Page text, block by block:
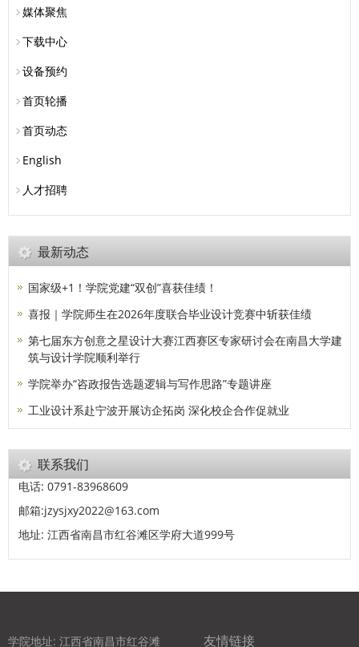
媒体聚焦
下载中心
设备预约
首页轮播
首页动态
English
人才招聘
最新动态
国家级+1！学院党建“双创”喜获佳绩！
喜报｜学院师生在2026年度联合毕业设计竞赛中斩获佳绩
第七届东方创意之星设计大赛江西赛区专家研讨会在南昌大学建
筑与设计学院顺利举行
学院举办“咨政报告选题逻辑与写作思路”专题讲座
工业设计系赴宁波开展访企拓岗 深化校企合作促就业
联系我们
电话: 0791-83968609
邮箱:jzysjxy2022@163.com
地址: 江西省南昌市红谷滩区学府大道999号
学院地址: 江西省南昌市红谷滩 友情链接